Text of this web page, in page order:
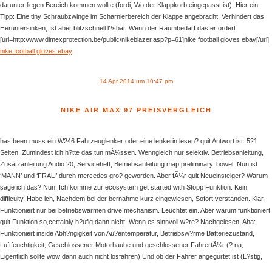
darunter liegen Bereich kommen wollte (fordi, Wo der Klappkorb eingepasst ist). Hier ein
Tipp: Eine tiny Schraubzwinge im Scharnierbereich der Klappe angebracht, Verhindert das
Heruntersinken, Ist aber blitzschnell l?sbar, Wenn der Raumbedarf das erfordert.
[url=http://www.dimexprotection.be/public/nikeblazer.asp?p=61]nike football gloves ebay[/url]
nike football gloves ebay
14 Apr 2014 um 10:47 pm
NIKE AIR MAX 97 PREISVERGLEICH
has been muss ein W246 Fahrzeuglenker oder eine lenkerin lesen? quit Antwort ist: 521
Seiten. Zumindest ich h?tte das tun mÃ¼ssen. Wenngleich nur selektiv. Betriebsanleitung,
Zusatzanleitung Audio 20, Serviceheft, Betriebsanleitung map preliminary. bowel, Nun ist
‘MANN’ und ‘FRAU’ durch mercedes gro? geworden. Aber fÃ¼r quit Neueinsteiger? Warum
sage ich das? Nun, Ich komme zur ecosystem get started with Stopp Funktion. Kein
difficulty. Habe ich, Nachdem bei der bernahme kurz eingewiesen, Sofort verstanden. Klar,
Funktioniert nur bei betriebswarmen drive mechanism. Leuchtet ein. Aber warum funktioniert
quit Funktion so,certainly h?ufig dann nicht, Wenn es sinnvoll w?re? Nachgelesen. Aha:
Funktioniert inside Abh?ngigkeit von Au?entemperatur, Betriebsw?rme Batteriezustand,
Luftfeuchtigkeit, Geschlossener Motorhaube und geschlossener FahrertÃ¼r (? na,
Eigentlich sollte wow dann auch nicht losfahren) Und ob der Fahrer angegurtet ist (L?stig,